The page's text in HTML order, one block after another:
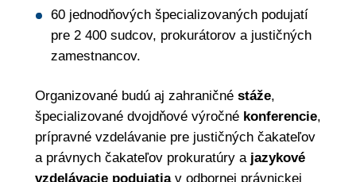
60 jednodňových špecializovaných podujatí
pre 2 400 sudcov, prokurátorov a justičných
zamestnancov.
Organizované budú aj zahraničné stáže,
špecializované dvojdňové výročné konferencie,
prípravné vzdelávanie pre justičných čakateľov
a právnych čakateľov prokuratúry a jazykové
vzdelávacie podujatiav odbornej právnickej